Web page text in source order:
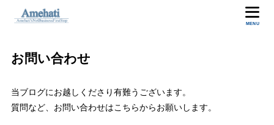
MENU
お問い合わせ
当ブログにお越しくださり有難うございます。
質問など、お問い合わせはこちらからお願いします。